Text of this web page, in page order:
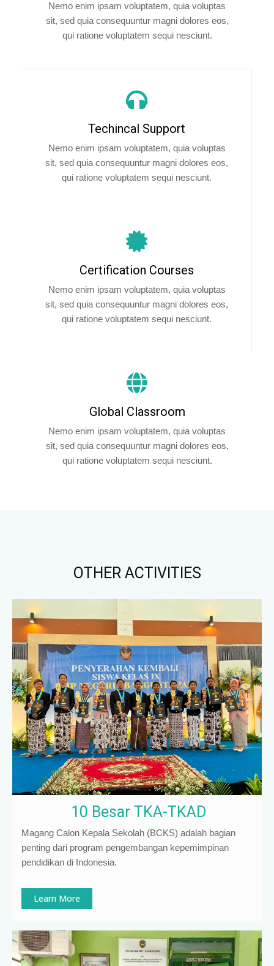
Nemo enim ipsam voluptatem, quia voluptas
sit, sed quia consequuntur magni dolores eos,
qui ratione voluptatem sequi nesciunt.
Techincal Support
Nemo enim ipsam voluptatem, quia voluptas
sit, sed quia consequuntur magni dolores eos,
qui ratione voluptatem sequi nesciunt.
Certification Courses
Nemo enim ipsam voluptatem, quia voluptas
sit, sed quia consequuntur magni dolores eos,
qui ratione voluptatem sequi nesciunt.
Global Classroom
Nemo enim ipsam voluptatem, quia voluptas
sit, sed quia consequuntur magni dolores eos,
qui ratione voluptatem sequi nesciunt.
OTHER ACTIVITIES
10 Besar TKA-TKAD
Magang Calon Kepala Sekolah (BCKS) adalah bagian
penting dari program pengembangan kepemimpinan
pendidikan di Indonesia.
Learn More